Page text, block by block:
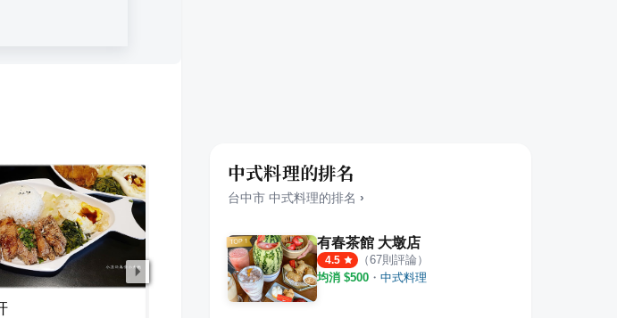
中式料理的排名
台中市 中式料理的排名 ›
有春茶館 大墩店
4.5 （67則評論）
均消 $500 ・ 中式料理